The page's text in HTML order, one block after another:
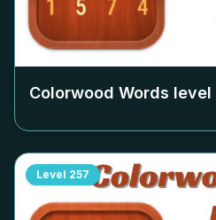
Colorwood Words level
Level 257